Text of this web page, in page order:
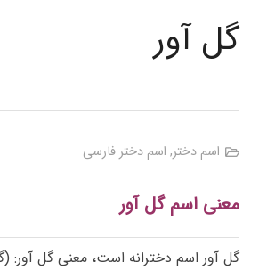
گل آور
اسم دختر, اسم دختر فارسی
معنی اسم گل آور
گل آور اسم دخترانه است، معنی گل آور: (گل + آور (جزء پسین) =